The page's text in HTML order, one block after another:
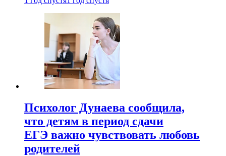
Психолог Дунаева сообщила,
что детям в период сдачи
ЕГЭ важно чувствовать любовь
родителей